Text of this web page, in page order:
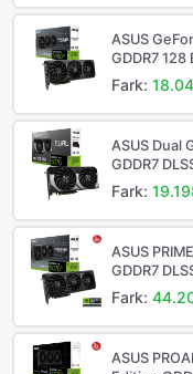
ASUS
GDDR7 128
Fark:
ASUS Dual
GDDR7
Fark:
ASUS
GDDR7
Fark:
ASUS